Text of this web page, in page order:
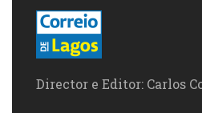
Director e Editor: Carlos